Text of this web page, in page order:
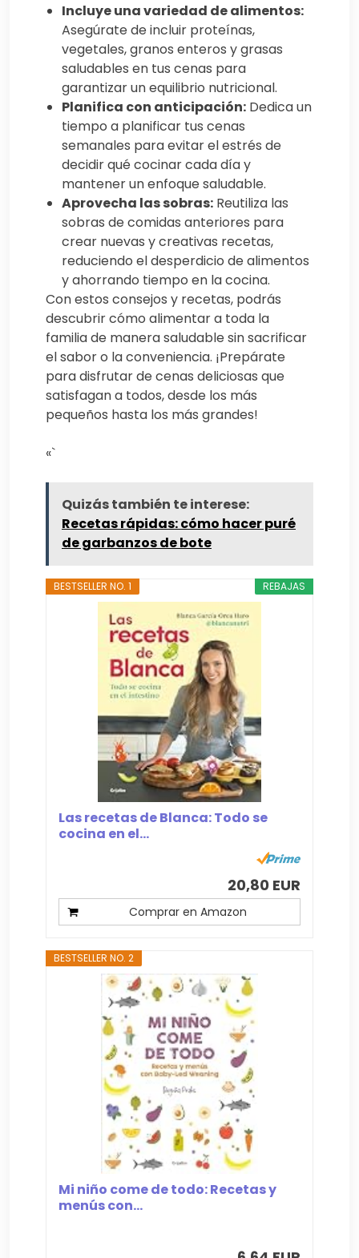
Incluye una variedad de alimentos:
Asegúrate de incluir proteínas,
vegetales, granos enteros y grasas
saludables en tus cenas para
garantizar un equilibrio nutricional.
Planifica con anticipación: Dedica un
tiempo a planificar tus cenas
semanales para evitar el estrés de
decidir qué cocinar cada día y
mantener un enfoque saludable.
Aprovecha las sobras: Reutiliza las
sobras de comidas anteriores para
crear nuevas y creativas recetas,
reduciendo el desperdicio de alimentos
y ahorrando tiempo en la cocina.
Con estos consejos y recetas, podrás
descubrir cómo alimentar a toda la
familia de manera saludable sin sacrificar
el sabor o la conveniencia. ¡Prepárate
para disfrutar de cenas deliciosas que
satisfagan a todos, desde los más
pequeños hasta los más grandes!
«`
Quizás también te interese:
Recetas rápidas: cómo hacer puré
de garbanzos de bote
REBAJAS
BESTSELLER NO. 1
Las recetas de Blanca: Todo se
cocina en el...
20,80 EUR
Comprar en Amazon
BESTSELLER NO. 2
Mi niño come de todo: Recetas y
menús con...